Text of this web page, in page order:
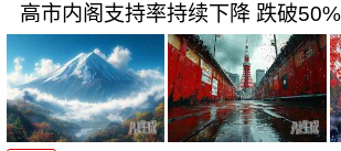
高市内阁支持率持续下降 跌破50%